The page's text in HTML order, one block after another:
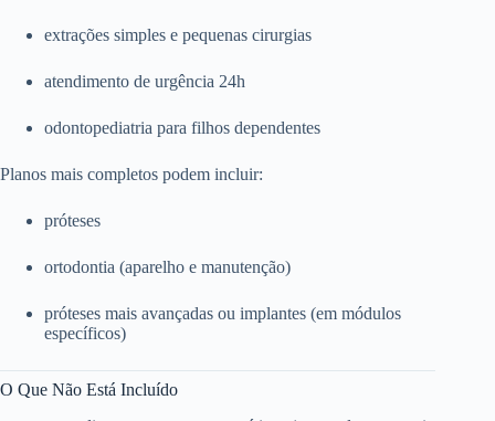
extrações simples e pequenas cirurgias
atendimento de urgência 24h
odontopediatria para filhos dependentes
Planos mais completos podem incluir:
próteses
ortodontia (aparelho e manutenção)
próteses mais avançadas ou implantes (em módulos
específicos)
O Que Não Está Incluído